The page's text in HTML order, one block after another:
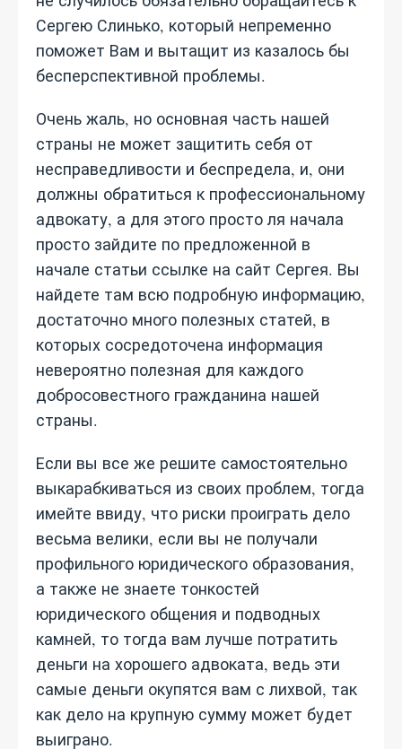
Сергею Слинько, который непременно
поможет Вам и вытащит из казалось бы
бесперспективной проблемы.
Очень жаль, но основная часть нашей
страны не может защитить себя от
несправедливости и беспредела, и, они
должны обратиться к профессиональному
адвокату, а для этого просто ля начала
просто зайдите по предложенной в
начале статьи ссылке на сайт Сергея. Вы
найдете там всю подробную информацию,
достаточно много полезных статей, в
которых сосредоточена информация
невероятно полезная для каждого
добросовестного гражданина нашей
страны.
Если вы все же решите самостоятельно
выкарабкиваться из своих проблем, тогда
имейте ввиду, что риски проиграть дело
весьма велики, если вы не получали
профильного юридического образования,
а также не знаете тонкостей
юридического общения и подводных
камней, то тогда вам лучше потратить
деньги на хорошего адвоката, ведь эти
самые деньги окупятся вам с лихвой, так
как дело на крупную сумму может будет
выиграно.